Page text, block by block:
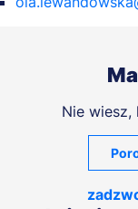
Nie wiesz,